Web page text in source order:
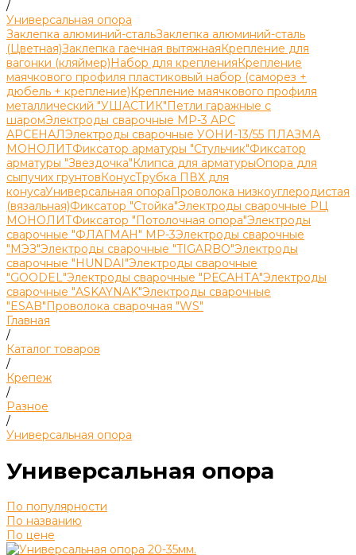
/
Универсальная опора
Заклепка алюминий-стальЗаклепка алюминий-сталь
(Цветная)Заклепка гаечная вытяжнаяКрепление для
вагонки (кляймер)Набор для крепленияКрепление
маячкового профиля пластиковый набор (саморез +
дюбель + крепление)Крепление маячкового профиля
металлический "УШАСТИК"Петли гаражные с
шаромЭлектроды сварочные МР-3 АРС
АРСЕНАЛЭлектроды сварочные УОНИ-13/55 ПЛАЗМА
МОНОЛИТФиксатор арматуры "Стульчик"Фиксатор
арматуры "Звездочка"Клипса для арматурыОпора для
сыпучих грунтовКонусТрубка ПВХ для
конусаУниверсальная опораПроволока низкоуглеродистая
(вязальная)Фиксатор "Стойка"Электроды сварочные РЦ
МОНОЛИТФиксатор "Потолочная опора"Электроды
сварочные "ФЛАГМАН" МР-3Электроды сварочные
"МЭЗ"Электроды сварочные "TIGARBO"Электроды
сварочные "HUNDAI"Электроды сварочные
"GOODEL"Электроды сварочные "РЕСАНТА"Электроды
сварочные "ASKAYNAK"Электроды сварочные
"ESAB"Проволока сварочная "WS"
Главная
/
Каталог товаров
/
Крепеж
/
Разное
/
Универсальная опора
Универсальная опора
По популярности
По названию
По цене